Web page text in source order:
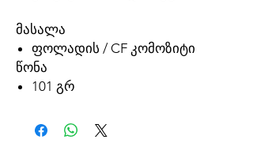
მასალა
ფოლადის / CF კომოზიტი
წონა
101 გრ